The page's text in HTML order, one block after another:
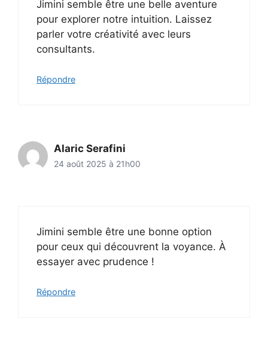
Jimini semble être une belle aventure
pour explorer notre intuition. Laissez
parler votre créativité avec leurs
consultants.
Répondre
Alaric Serafini
24 août 2025 à 21h00
Jimini semble être une bonne option
pour ceux qui découvrent la voyance. À
essayer avec prudence !
Répondre